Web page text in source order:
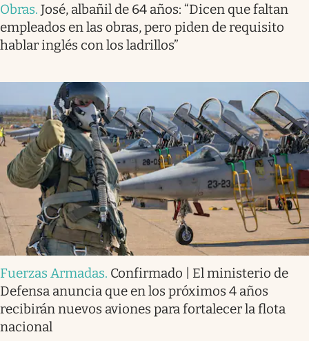
Obras. José, albañil de 64 años: “Dicen que faltan
empleados en las obras, pero piden de requisito
hablar inglés con los ladrillos”
Fuerzas Armadas. Confirmado | El ministerio de
Defensa anuncia que en los próximos 4 años
recibirán nuevos aviones para fortalecer la flota
nacional